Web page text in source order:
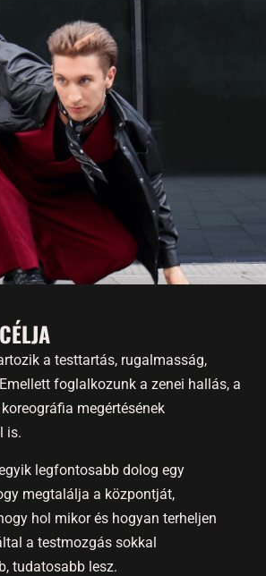
a testtartás, rugalmasság,
foglalkozunk a zenei hallás, a
megértésének
is.
legfontosabb dolog egy
megtalálja a központját,
hol mikor és hogyan terheljen
a testmozgás sokkal
tudatosabb lesz.